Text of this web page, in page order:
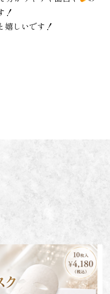
！
嬉しいです！